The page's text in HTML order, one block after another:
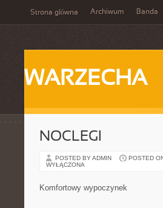
Strona główna Archiwum Banda
WARZECHA
NOCLEGI
POSTED BY ADMIN POSTED
WYŁĄCZONA
Komfortowy wypoczynek